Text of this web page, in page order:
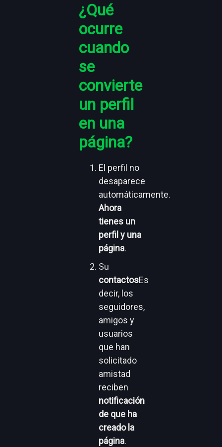
¿Qué
ocurre
cuando
se
convierte
un perfil
en una
página?
El perfil no
desaparece
automáticamente.
Ahora
tienes un
perfil y una
página.
Su
contactosEs
decir, los
seguidores,
amigos y
usuarios
que han
solicitado
amistad
reciben
notificación
de que ha
creado la
página.